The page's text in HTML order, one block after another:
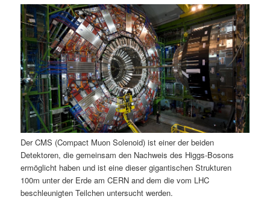
ä
r
e
n
I
n
h
n
d
ä
r
e
n
I
n
a
v
i
g
a
t
i
o
n
Der CMS (Compact Muon Solenoid) ist einer der beiden
Detektoren, die gemeinsam den Nachweis des Higgs-Bosons
ermöglicht haben und ist eine dieser gigantischen Strukturen
100m unter der Erde am CERN and dem die vom LHC
beschleunigten Teilchen untersucht werden.